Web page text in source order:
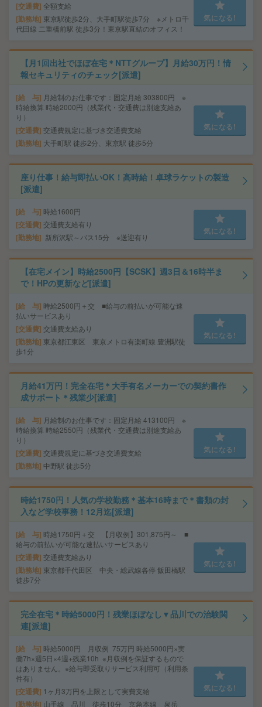
交通費 全額支給
勤務地 東京駅徒歩2分、大手町駅徒歩7分 ※メトロ千
代田線 二重橋前駅 徒歩3分！東京駅直結のオフィス！
気になる!
【月1回出社でほぼ在宅＊NTTグループ】月給30万円！情
報セキュリティのチェック[派遣]
給 与 月給制のお仕事です：固定月給 303800円 ※
時給換算 時給2000円（残業代・交通費は別途支給あ
り）
交通費 交通費規定に基づき交通費支給
勤務地 大手町駅 徒歩2分、東京駅 徒歩5分
気になる!
座り仕事！給与即払いOK！高時給！卓球ラケットの製造
[派遣]
給 与 時給1600円
交通費 交通費支給有り
勤務地 新所沢駅～バス15分 ※送迎有り
気になる!
【在宅メイン】時給2500円【SCSK】週3日＆16時半ま
で！HPの更新など[派遣]
給 与 時給2500円＋交 ■給与の前払いが可能な速
払いサービスあり
交通費 交通費支給あり
勤務地 東京都江東区 東京メトロ有楽町線 豊洲駅徒
歩1分
気になる!
月給41万円！完全在宅＊大手有名メーカーでの契約書作
成サポート＊残業少[派遣]
給 与 月給制のお仕事です：固定月給 413100円 ※
時給換算 時給2550円（残業代・交通費は別途支給あ
り）
交通費 交通費規定に基づき交通費支給
勤務地 中野駅 徒歩5分
気になる!
時給1750円！人気の学校勤務＊基本16時まで＊書類の封
入など学校事務！12月迄[派遣]
給 与 時給1750円＋交 【月収例】301,875円～ ■
給与の前払いが可能な速払いサービスあり
交通費 交通費支給あり
勤務地 東京都千代田区 中央・総武線各停 飯田橋駅
徒歩7分
気になる!
完全在宅＊時給5000円！残業ほぼなし▼品川での治験関
連[派遣]
給 与 時給5000円 月収例 75万円 時給5000円×実
働7h×週5日×4週+残業10h ※月収例を保証するもので
はありません。※給与即受取りサービス利用可（利用条
件有）
交通費 1ヶ月3万円を上限として実費支給
勤務地 山手線 品川 徒歩10分 京急本線 泉岳
気になる!